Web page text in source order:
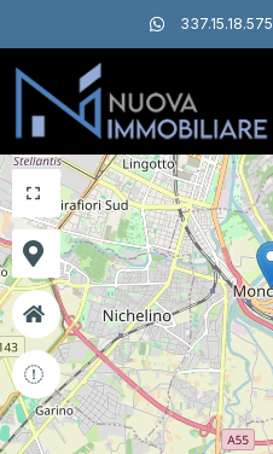
337.15.18.575
+
−